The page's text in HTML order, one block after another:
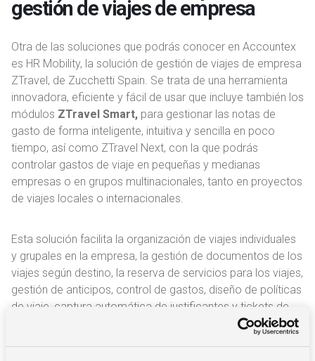
gestión de viajes de empresa
Otra de las soluciones que podrás conocer en Accountex
es HR Mobility, la solución de gestión de viajes de empresa
ZTravel, de Zucchetti Spain. Se trata de una herramienta
innovadora, eficiente y fácil de usar que incluye también los
módulos ZTravel Smart, para gestionar las notas de
gasto de forma inteligente, intuitiva y sencilla en poco
tiempo, así como ZTravel Next, con la que podrás
controlar gastos de viaje en pequeñas y medianas
empresas o en grupos multinacionales, tanto en proyectos
de viajes locales o internacionales.
Esta solución facilita la organización de viajes individuales
y grupales en la empresa, la gestión de documentos de los
viajes según destino, la reserva de servicios para los viajes,
gestión de anticipos, control de gastos, diseño de políticas
de viaje, captura automática de justificantes y tickets de
gastos, gestión del kilometraje y registro y conciliación